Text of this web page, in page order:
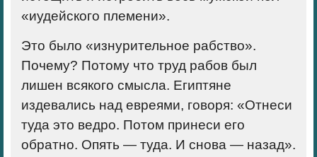
«иудейского племени».
Это было «изнурительное рабство».
Почему? Потому что труд рабов был
лишен всякого смысла. Египтяне
издевались над евреями, говоря: «Отнеси
туда это ведро. Потом принеси его
обратно. Опять — туда. И снова — назад».